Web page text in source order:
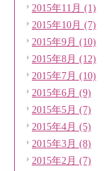
2015年11月 (1)
2015年10月 (7)
2015年9月 (10)
2015年8月 (12)
2015年7月 (10)
2015年6月 (9)
2015年5月 (7)
2015年4月 (5)
2015年3月 (8)
2015年2月 (7)